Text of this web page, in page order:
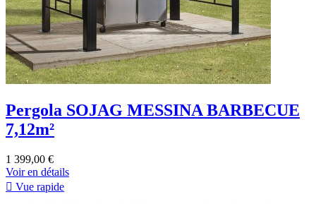
Pergola SOJAG MESSINA BARBECUE
7,12m²
1 399,00 €
Voir en détails
 Vue rapide